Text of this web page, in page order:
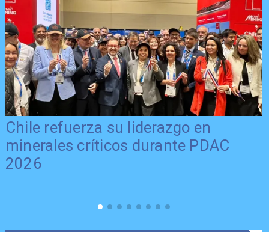
Chile refuerza su liderazgo en
minerales críticos durante PDAC
2026